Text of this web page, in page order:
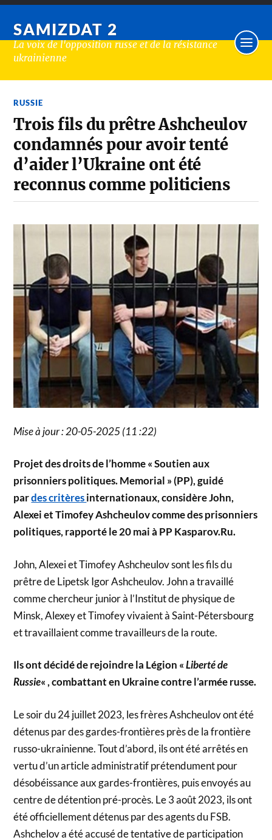
SAMIZDAT 2
La voix de l'opposition russe et de la résistance
ukrainienne
RUSSIE
Trois fils du prêtre Ashcheulov
condamnés pour avoir tenté
d’aider l’Ukraine ont été
reconnus comme politiciens
Mise à jour : 20-05-2025 (11 :22)
Projet des droits de l’homme « Soutien aux
prisonniers politiques. Memorial » (PP), guidé
pardes critèresinternationaux, considère John,
Alexei et Timofey Ashcheulov comme des prisonniers
politiques, rapporté le 20 mai à PP Kasparov.Ru.
John, Alexei et Timofey Ashcheulov sont les fils du
prêtre de Lipetsk Igor Ashcheulov. John a travaillé
comme chercheur junior à l’Institut de physique de
Minsk, Alexey et Timofey vivaient à Saint-Pétersbourg
et travaillaient comme travailleurs de la route.
Ils ont décidé de rejoindre la Légion «Liberté de
Russie« , combattant en Ukraine contre l’armée russe.
Le soir du 24 juillet 2023, les frères Ashcheulov ont été
détenus par des gardes-frontières près de la frontière
russo-ukrainienne. Tout d’abord, ils ont été arrêtés en
vertu d’un article administratif prétendument pour
désobéissance aux gardes-frontières, puis envoyés au
centre de détention pré-procès. Le 3 août 2023, ils ont
été officiellement détenus par des agents du FSB.
Ashchelov a été accusé de tentative de participation